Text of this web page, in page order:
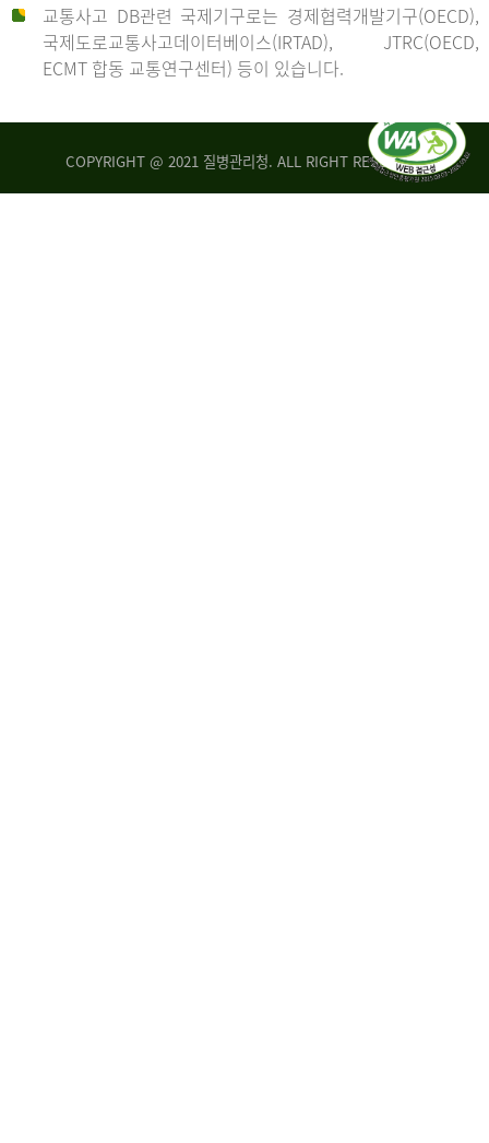
교통사고 DB관련 국제기구로는 경제협력개발기구(OECD),
국제도로교통사고데이터베이스(IRTAD), JTRC(OECD,
ECMT 합동 교통연구센터) 등이 있습니다.
COPYRIGHT @ 2021 질병관리청. ALL RIGHT RESERVED